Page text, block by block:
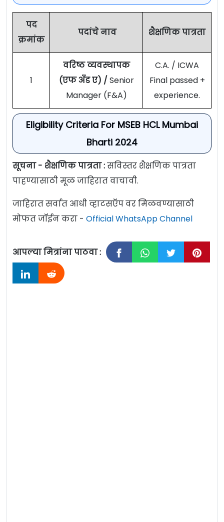
पद
क्रमांक
पदांचे नाव शैक्षणिक पात्रता
1
वरिष्ठ व्यवस्थापक
(एफ अँड ए) / Senior
Manager (F&A)
C.A. / ICWA
Final passed +
experience.
Eligibility Criteria For MSEB HCL Mumbai
Bharti 2024
सूचना - शैक्षणिक पात्रता :सविस्तर शैक्षणिक पात्रता
पाहण्यासाठी मूळ जाहिरात वाचावी.
जाहिरात सर्वात आधी व्हाटसऍप वर मिळवण्यासाठी
मोफत जॉईन करा - Official WhatsApp Channel
आपल्या मित्रांना पाठवा :